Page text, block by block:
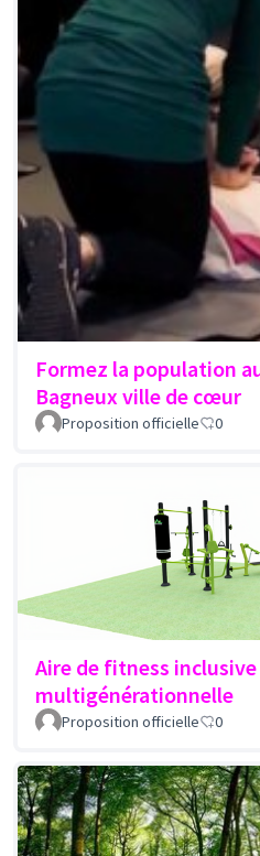
Formez la population
Bagneux ville de cœur
Proposition officielle 0
Aire de fitness
multigénérationnelle
Proposition officielle 0